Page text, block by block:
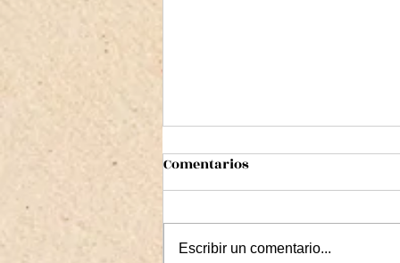
Comentarios
Escribir un comentario...